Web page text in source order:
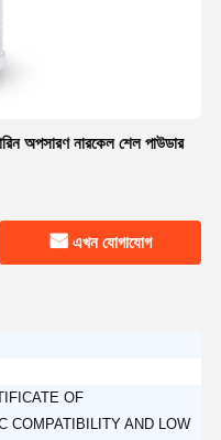
অপসারণ নারকেল শেল পাউডার
এখন যোগাযোগ
OF
COMPATIBILITY AND LOW